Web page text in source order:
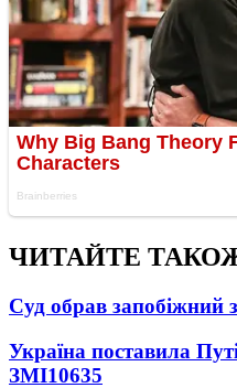
ЧИТАЙТЕ
Суд обрав запобіжний
Україна поставила
ЗМІ10635